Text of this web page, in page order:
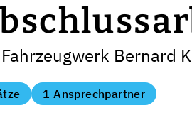
Bernard
1 Ansprechpartner